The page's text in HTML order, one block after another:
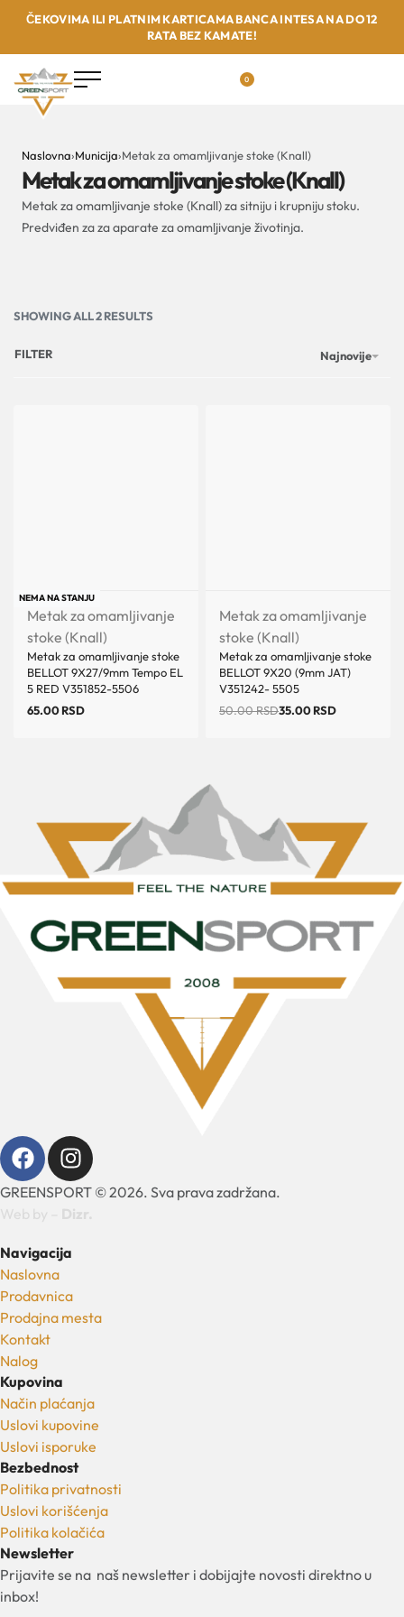
ČEKOVIMA ILI PLATNIM KARTICAMA BANCA INTESA NA DO 12
RATA BEZ KAMATE!
0
Naslovna›Municija›Metak za omamljivanje stoke (Knall)
Metak za omamljivanje stoke (Knall)
Metak za omamljivanje stoke (Knall) za sitniju i krupniju stoku.
Predviđen za za aparate za omamljivanje životinja.
SHOWING ALL 2 RESULTS
Najnovije
FILTER
NEMA NA STANJU
Metak za omamljivanje
stoke (Knall)
Metak za omamljivanje stoke
BELLOT 9X27/9mm Tempo EL
5 RED V351852-5506
65.00RSD
Metak za omamljivanje
stoke (Knall)
Metak za omamljivanje stoke
BELLOT 9X20 (9mm JAT)
V351242- 5505
50.00RSD35.00RSD
GREENSPORT © 2026. Sva prava zadržana.
Navigacija
Naslovna
Prodavnica
Prodajna mesta
Kontakt
Nalog
Kupovina
Način plaćanja
Uslovi kupovine
Uslovi isporuke
Bezbednost
Politika privatnosti
Uslovi korišćenja
Politika kolačića
Newsletter
Prijavite se na naš newsletter i dobijajte novosti direktno u
inbox!